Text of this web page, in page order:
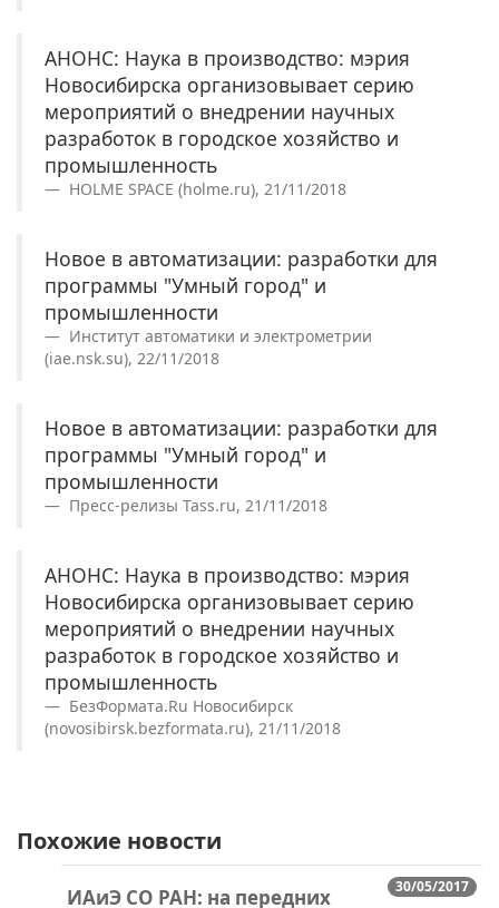
АНОНС: Наука в производство: мэрия
Новосибирска организовывает серию
мероприятий о внедрении научных
разработок в городское хозяйство и
промышленность
HOLME SPACE (holme.ru), 21/11/2018
Новое в автоматизации: разработки для
программы "Умный город" и
промышленности
Институт автоматики и электрометрии
(iae.nsk.su), 22/11/2018
Новое в автоматизации: разработки для
программы "Умный город" и
промышленности
Пресс-релизы Tass.ru, 21/11/2018
АНОНС: Наука в производство: мэрия
Новосибирска организовывает серию
мероприятий о внедрении научных
разработок в городское хозяйство и
промышленность
БезФормата.Ru Новосибирск
(novosibirsk.bezformata.ru), 21/11/2018
Похожие новости
30/05/2017
ИАиЭ СО РАН: на передних